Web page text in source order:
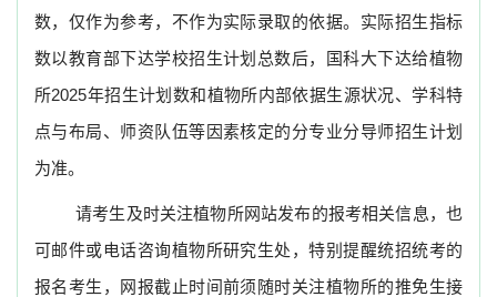
数，仅作为参考，不作为实际录取的依据。实际招生指标
数以教育部下达学校招生计划总数后，国科大下达给植物
所2025年招生计划数和植物所内部依据生源状况、学科特
点与布局、师资队伍等因素核定的分专业分导师招生计划
为准。
请考生及时关注植物所网站发布的报考相关信息，也
可邮件或电话咨询植物所研究生处，特别提醒统招统考的
报名考生，网报截止时间前须随时关注植物所的推免生接